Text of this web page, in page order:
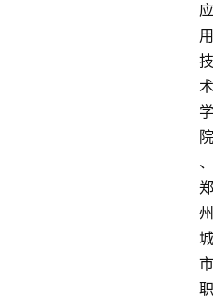
应
用
技
术
学
院
、
郑
州
城
市
职